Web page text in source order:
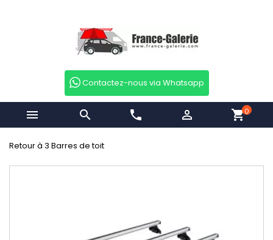
Contactez-nous via Whatsapp
  phone  shopping_cart0
Retour à 3 Barres de toit